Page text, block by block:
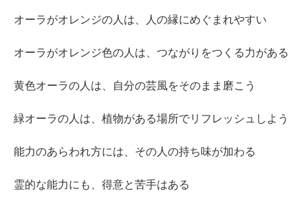
オーラがオレンジの人は、人の縁にめぐまれやすい
オーラがオレンジ色の人は、つながりをつくる力がある
黄色オーラの人は、自分の芸風をそのまま磨こう
緑オーラの人は、植物がある場所でリフレッシュしよう
能力のあらわれ方には、その人の持ち味が加わる
霊的な能力にも、得意と苦手はある